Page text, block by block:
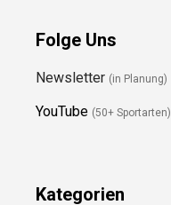
Folge Uns
Newsletter (in Planung)
YouTube (50+ Sportarten)
Kategorien